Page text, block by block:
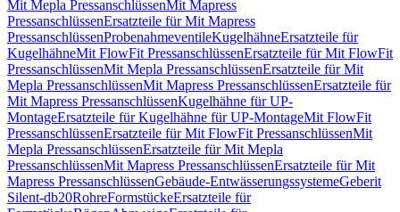
Mit Mepla PressanschlüssenMit Mapress
PressanschlüssenErsatzteile für Mit Mapress
PressanschlüssenProbenahmeventileKugelhähneErsatzteile für
KugelhähneMit FlowFit PressanschlüssenErsatzteile für Mit FlowFit
PressanschlüssenMit Mepla PressanschlüssenErsatzteile für Mit
Mepla PressanschlüssenMit Mapress PressanschlüssenErsatzteile für
Mit Mapress PressanschlüssenKugelhähne für UP-
MontageErsatzteile für Kugelhähne für UP-MontageMit FlowFit
PressanschlüssenErsatzteile für Mit FlowFit PressanschlüssenMit
Mepla PressanschlüssenErsatzteile für Mit Mepla
PressanschlüssenMit Mapress PressanschlüssenErsatzteile für Mit
Mapress PressanschlüssenGebäude-EntwässerungssystemeGeberit
Silent-db20RohreFormstückeErsatzteile für